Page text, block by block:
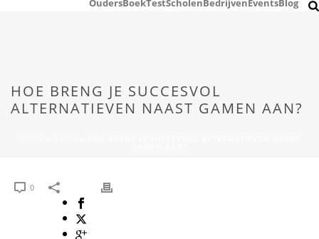
OudersBoekTestScholen Bedrijven EventsBlog
HOE BRENG JE SUCCESVOL
ALTERNATIEVEN NAAST GAMEN AAN?
0